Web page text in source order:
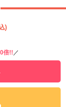
)
倍!! ／